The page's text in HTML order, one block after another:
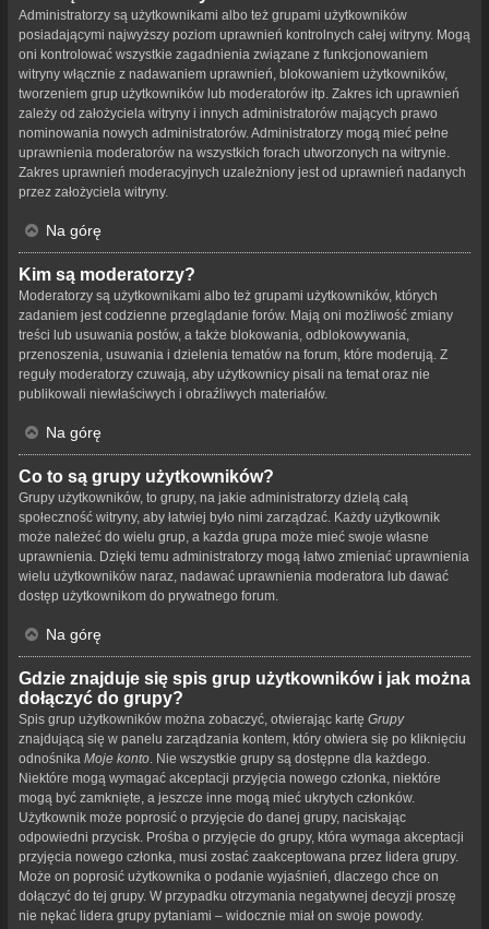
Administratorzy są użytkownikami albo też grupami użytkowników
posiadającymi najwyższy poziom uprawnień kontrolnych całej witryny. Mogą
oni kontrolować wszystkie zagadnienia związane z funkcjonowaniem
witryny włącznie z nadawaniem uprawnień, blokowaniem użytkowników,
tworzeniem grup użytkowników lub moderatorów itp. Zakres ich uprawnień
zależy od założyciela witryny i innych administratorów mających prawo
nominowania nowych administratorów. Administratorzy mogą mieć pełne
uprawnienia moderatorów na wszystkich forach utworzonych na witrynie.
Zakres uprawnień moderacyjnych uzależniony jest od uprawnień nadanych
przez założyciela witryny.
Na górę
Kim są moderatorzy?
Moderatorzy są użytkownikami albo też grupami użytkowników, których
zadaniem jest codzienne przeglądanie forów. Mają oni możliwość zmiany
treści lub usuwania postów, a także blokowania, odblokowywania,
przenoszenia, usuwania i dzielenia tematów na forum, które moderują. Z
reguły moderatorzy czuwają, aby użytkownicy pisali na temat oraz nie
publikowali niewłaściwych i obraźliwych materiałów.
Na górę
Co to są grupy użytkowników?
Grupy użytkowników, to grupy, na jakie administratorzy dzielą całą
społeczność witryny, aby łatwiej było nimi zarządzać. Każdy użytkownik
może należeć do wielu grup, a każda grupa może mieć swoje własne
uprawnienia. Dzięki temu administratorzy mogą łatwo zmieniać uprawnienia
wielu użytkowników naraz, nadawać uprawnienia moderatora lub dawać
dostęp użytkownikom do prywatnego forum.
Na górę
Gdzie znajduje się spis grup użytkowników i jak można
dołączyć do grupy?
Spis grup użytkowników można zobaczyć, otwierając kartę Grupy
znajdującą się w panelu zarządzania kontem, który otwiera się po kliknięciu
odnośnika Moje konto . Nie wszystkie grupy są dostępne dla każdego.
Niektóre mogą wymagać akceptacji przyjęcia nowego członka, niektóre
mogą być zamknięte, a jeszcze inne mogą mieć ukrytych członków.
Użytkownik może poprosić o przyjęcie do danej grupy, naciskając
odpowiedni przycisk. Prośba o przyjęcie do grupy, która wymaga akceptacji
przyjęcia nowego członka, musi zostać zaakceptowana przez lidera grupy.
Może on poprosić użytkownika o podanie wyjaśnień, dlaczego chce on
dołączyć do tej grupy. W przypadku otrzymania negatywnej decyzji proszę
nie nękać lidera grupy pytaniami – widocznie miał on swoje powody.